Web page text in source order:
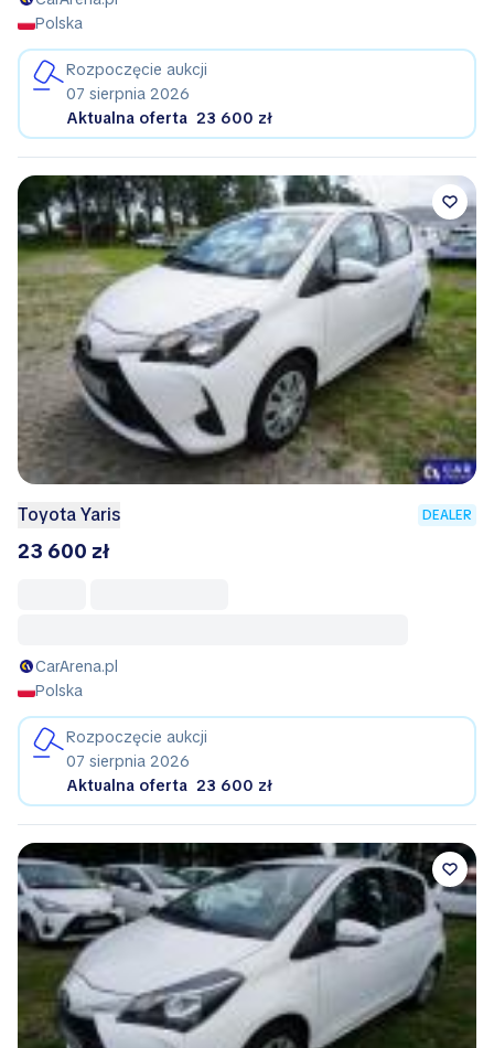
Polska
Rozpoczęcie aukcji
07 sierpnia 2026
Aktualna oferta 23 600 zł
Toyota Yaris DEALER
23 600 zł
CarArena.pl
Polska
Rozpoczęcie aukcji
07 sierpnia 2026
Aktualna oferta 23 600 zł